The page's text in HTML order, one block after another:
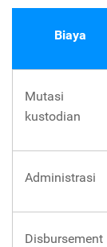
Biaya
Mutasi
kustodian
Administrasi
Disbursement